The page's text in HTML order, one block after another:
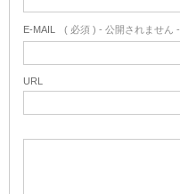
E-MAIL ( 必須 ) - 公開されません -
URL